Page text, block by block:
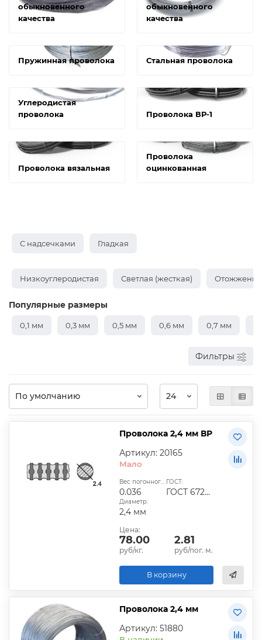
обыкновенного
качества
обыкновенного
качества
Пружинная проволока Стальная проволока
Углеродистая
проволока
Проволока ВР-1
Проволока вязальная
Проволока
оцинкованная
С надсечками Гладкая
Низкоуглеродистая Светлая (жесткая)
Популярные размеры
0,1 мм 0,3 мм 0,5 мм 0,6 мм 0,7 мм
Фильтры
Проволока 2,4 мм ВР
Артикул: 20165
Мало
Вес погонного метра, кг:
0.036
ГОСТ:
ГОСТ 6727-80
Диаметр:
2,4 мм
Цена:
78.00
руб/кг.
2.81
руб/пог. м.
В корзину
Проволока 2,4 мм
Артикул: 51880